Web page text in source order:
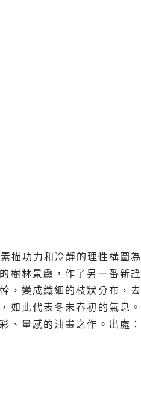
描功力和冷靜的理性構圖為
樹林景緻，作了另一番新詮
，變成纖細的枝狀分布，去
如此代表冬末春初的氣息。
、量感的油畫之作。出處：